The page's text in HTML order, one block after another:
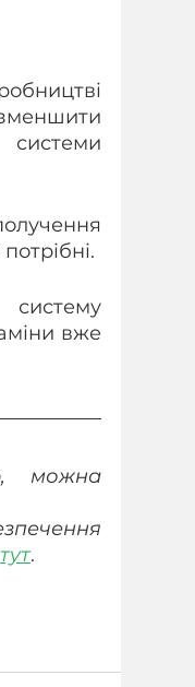
вже
можна
тут.